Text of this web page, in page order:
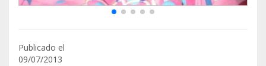
Publicado el
09/07/2013